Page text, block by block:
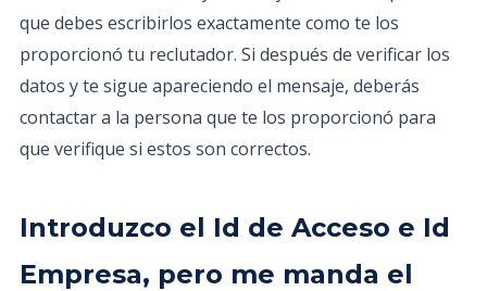
que debes escribirlos exactamente como te los
proporcionó tu reclutador. Si después de verificar los
datos y te sigue apareciendo el mensaje, deberás
contactar a la persona que te los proporcionó para
que verifique si estos son correctos.
Introduzco el Id de Acceso e Id
Empresa, pero me manda el